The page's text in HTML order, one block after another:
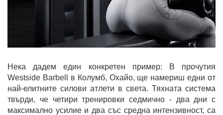
Нека дадем един конкретен пример: В прочутия
Westside Barbell в Колумб, Охайо, ще намериш едни от
най-елитните силови атлети в света. Тяхната система
твърди, че четири тренировки седмично - два дни с
максимално усилие и два със средна интензивност, са